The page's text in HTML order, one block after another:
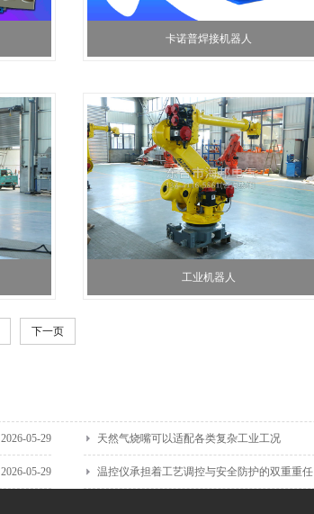
卡诺普焊接机器人
工业机器人
下一页
2026-05-29 天然气烧嘴可以适配各类复杂工业工况
2026-05-29 温控仪承担着工艺调控与安全防护的双重重任